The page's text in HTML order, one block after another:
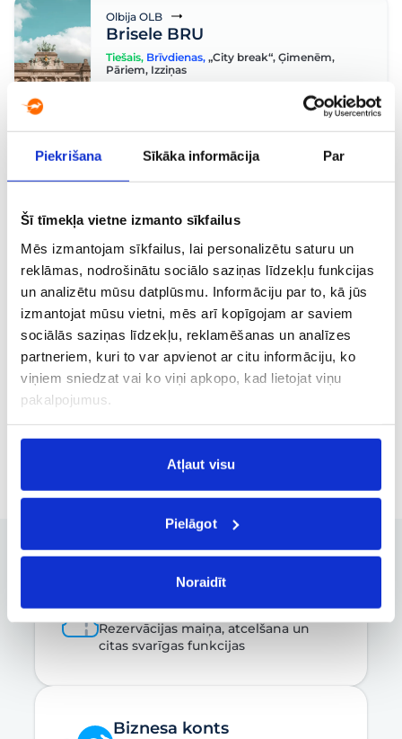
Piekrišana Sīkāka informācija Par
Šī tīmekļa vietne izmanto sīkfailus
Mēs izmantojam sīkfailus, lai personalizētu saturu un
reklāmas, nodrošinātu sociālo saziņas līdzekļu funkcijas
un analizētu mūsu datplūsmu. Informāciju par to, kā jūs
izmantojat mūsu vietni, mēs arī kopīgojam ar saviem
sociālās saziņas līdzekļu, reklamēšanas un analīzes
partneriem, kuri to var apvienot ar citu informāciju, ko
viņiem sniedzat vai ko viņi apkopo, kad lietojat viņu
pakalpojumus.
Atļaut visu
Pielāgot
Noraidīt
Olbija OLB
Brisele BRU
Tiešais, Brīvdienas, „City break“, Ģimenēm,
Pāriem, Izziņas
no70 €
Krakova KRK
Tiešais,Brīvdienas,„City break“,Ģimenēm
Olbija OLB
Viļņa VNO
Brīvdienas,„City break“,Izziņas, Vēsture
16.10, Pk. no120 €
Olbija OLB
Rīga RIX
„City break“
19.08, T. no188 €
Rezervācijas pārvaldība
Rezervācijas maiņa, atcelšana un
citas svarīgas funkcijas
Biznesa konts